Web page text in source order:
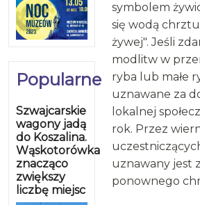
Popularne
Szwajcarskie
wagony jadą
do Koszalina.
Wąskotorówka
znacząco
zwiększy
liczbę miejsc
symbolem
się wodą
żywej". Jeśli
modlitw w
ryba lub małe
uznawane za
lokalnej
rok. Przez
uznawany jest
ponownego